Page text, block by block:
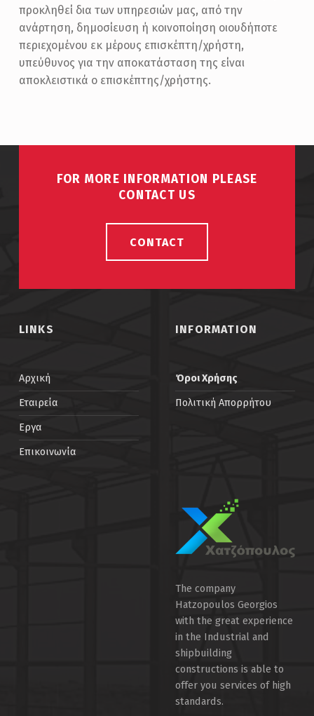
προκληθεί δια των υπηρεσιών μας, από την
ανάρτηση, δημοσίευση ή κοινοποίηση οιουδήποτε
περιεχομένου εκ μέρους επισκέπτη/χρήστη,
υπεύθυνος για την αποκατάσταση της είναι
αποκλειστικά ο επισκέπτης/χρήστης.
FOR MORE INFORMATION PLEASE
CONTACT US
CONTACT
LINKS
Αρχική
Εταιρεία
Εργα
Επικοινωνία
INFORMATION
Όροι Χρήσης
Πολιτική Απορρήτου
The company
Hatzopoulos Georgios
with the great experience
in the Industrial and
shipbuilding
constructions is able to
offer you services of high
standards.